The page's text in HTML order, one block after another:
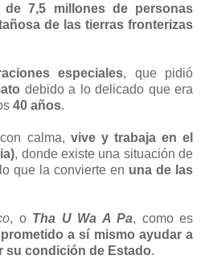
7,5 millones de personas
de las tierras fronterizas
especiales, que pidió
debido a lo delicado que era
40 años.
calma, vive y trabaja en el
, donde existe una situación de
que la convierte en una de las
, o Tha U Wa A Pa, como es
prometido a sí mismo ayudar a
su condición de Estado.